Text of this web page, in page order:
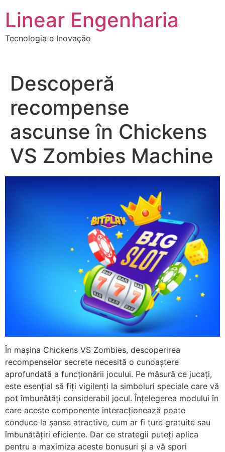
conteúdo
Linear Engenharia
Tecnologia e Inovação
Descoperă
recompense
ascunse în Chickens
VS Zombies Machine
În mașina Chickens VS Zombies, descoperirea
recompenselor secrete necesită o cunoaștere
aprofundată a funcționării jocului. Pe măsură ce jucați,
este esențial să fiți vigilenți la simboluri speciale care vă
pot îmbunătăți considerabil jocul. Înțelegerea modului în
care aceste componente interacționează poate
conduce la șanse atractive, cum ar fi ture gratuite sau
îmbunătățiri eficiente. Dar ce strategii puteți aplica
pentru a maximiza aceste bonusuri și a vă spori